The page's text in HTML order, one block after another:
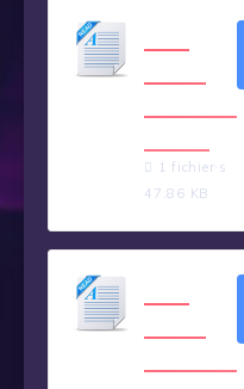
1 fichier·s
47.86 KB